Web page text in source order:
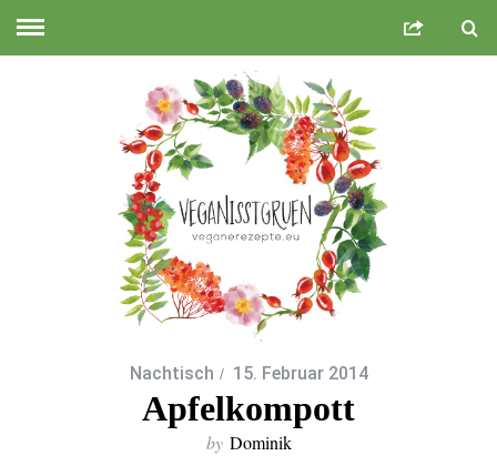
Nachtisch 15. Februar 2014
Apfelkompott
by Dominik